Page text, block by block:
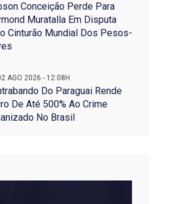
Conceição Perde Para
Muratalla Em Disputa
Cinturão Mundial Dos Pesos-
AGO 2026 - 12:08H
Do Paraguai Rende
De Até 500% Ao Crime
No Brasil